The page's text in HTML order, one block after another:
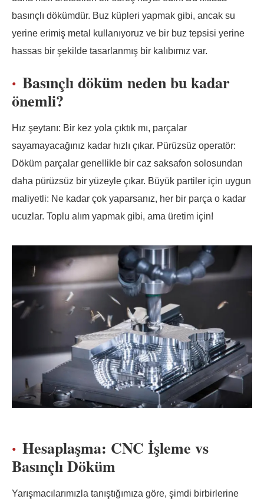
basınçlı dökümdür. Buz küpleri yapmak gibi, ancak su
yerine erimiş metal kullanıyoruz ve bir buz tepsisi yerine
hassas bir şekilde tasarlanmış bir kalıbımız var.
Basınçlı döküm neden bu kadar
önemli?
Hız şeytanı: Bir kez yola çıktık mı, parçalar
sayamayacağınız kadar hızlı çıkar. Pürüzsüz operatör:
Döküm parçalar genellikle bir caz saksafon solosundan
daha pürüzsüz bir yüzeyle çıkar. Büyük partiler için uygun
maliyetli: Ne kadar çok yaparsanız, her bir parça o kadar
ucuzlar. Toplu alım yapmak gibi, ama üretim için!
Hesaplaşma: CNC İşleme vs
Basınçlı Döküm
Yarışmacılarımızla tanıştığımıza göre, şimdi birbirlerine